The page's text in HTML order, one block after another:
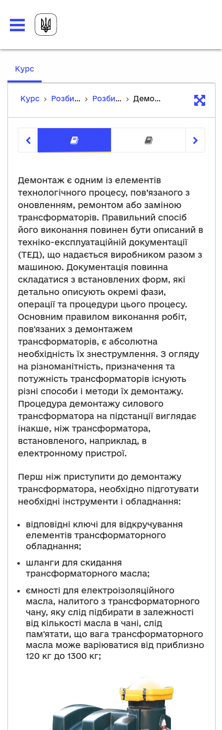
Курс,
Курс
Розбирання та збірка трансформаторів. Розбирання та збірка трансформаторів Демонтаж трансформаторів
Демонтаж є одним із елементів
технологічного процесу, пов’язаного з
оновленням, ремонтом або заміною
трансформаторів. Правильний спосіб
його виконання повинен бути описаний в
техніко-експлуатаційній документації
(ТЕД), що надається виробником разом з
машиною. Документація повинна
складатися з встановлених форм, які
детально описують окремі фази,
операції та процедури цього процесу.
Основним правилом виконання робіт,
пов'язаних з демонтажем
трансформаторів, є абсолютна
необхідність їх знеструмлення. З огляду
на різноманітність, призначення та
потужність трансформаторів існують
різні способи і методи їх демонтажу.
Процедура демонтажу силового
трансформатора на підстанції виглядає
інакше, ніж трансформатора,
встановленого, наприклад, в
електронному пристрої.
Перш ніж приступити до демонтажу
трансформатора, необхідно підготувати
необхідні інструменти і обладнання:
відповідні ключі для відкручування
елементів трансформаторного
обладнання;
шланги для скидання
трансформаторного масла;
ємності для електроізоляційного
масла, налитого з трансформаторного
чану, яку слід підбирати в залежності
від кількості масла в чані, слід
пам'ятати, що вага трансформаторного
масла може варіюватися від приблизно
120 кг до 1300 кг;